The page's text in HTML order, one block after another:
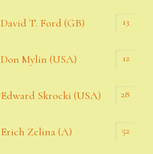
David T. Ford (GB) 13
Don Mylin (USA) 12
Edward Skrocki (USA) 28
Erich Zelina (A) 52